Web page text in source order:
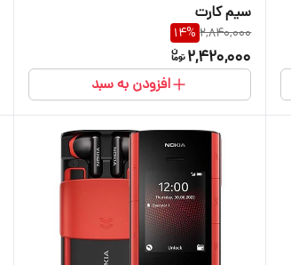
سیم‌ کارت
2,840,000
14%
2,420,000
افزودن به سبد